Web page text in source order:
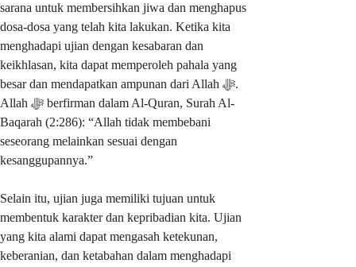
sarana untuk membersihkan jiwa dan menghapus
dosa-dosa yang telah kita lakukan. Ketika kita
menghadapi ujian dengan kesabaran dan
keikhlasan, kita dapat memperoleh pahala yang
besar dan mendapatkan ampunan dari Allah ﷻ.
Allah ﷻ berfirman dalam Al-Quran, Surah Al-
Baqarah (2:286): “Allah tidak membebani
seseorang melainkan sesuai dengan
kesanggupannya.”
Selain itu, ujian juga memiliki tujuan untuk
membentuk karakter dan kepribadian kita. Ujian
yang kita alami dapat mengasah ketekunan,
keberanian, dan ketabahan dalam menghadapi